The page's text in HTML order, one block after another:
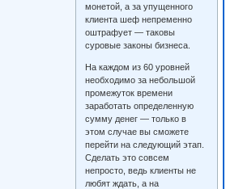
монетой, а за упущенного
клиента шеф непременно
оштрафует — таковы
суровые законы бизнеса.
На каждом из 60 уровней
необходимо за небольшой
промежуток времени
заработать определенную
сумму денег — только в
этом случае вы сможете
перейти на следующий этап.
Сделать это совсем
непросто, ведь клиенты не
любят ждать, а на